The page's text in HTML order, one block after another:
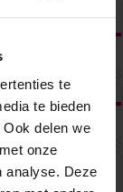
te
te bieden
delen we
onze
analyse. Deze